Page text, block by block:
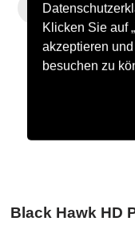
Black Hawk HD
Klicken Sie auf
akzeptieren
besuchen zu